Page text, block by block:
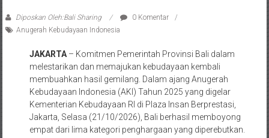
Diposkan Oleh:Bali Sharing
0 Komentar
Anugerah Kebudayaan Indonesia
JAKARTA– Komitmen Pemerintah Provinsi Bali dalam
melestarikan dan memajukan kebudayaan kembali
membuahkan hasil gemilang. Dalam ajang Anugerah
Kebudayaan Indonesia (AKI) Tahun 2025 yang digelar
Kementerian Kebudayaan RI di Plaza Insan Berprestasi,
Jakarta, Selasa (21/10/2026), Bali berhasil memboyong
empat dari lima kategori penghargaan yang diperebutkan.